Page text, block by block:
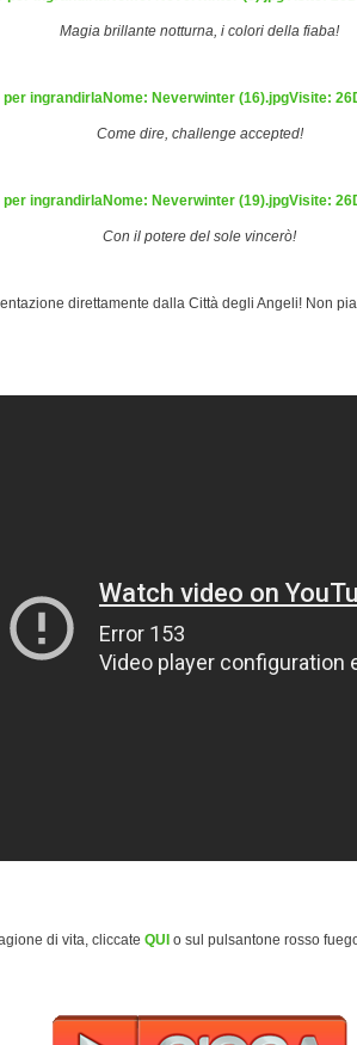
Magia brillante notturna, i colori della fiaba!
Come dire, challenge accepted!
Con il potere del sole vincerò!
direttamente dalla Città degli Angeli! Non
di vita, cliccate QUI o sul pulsantone rosso